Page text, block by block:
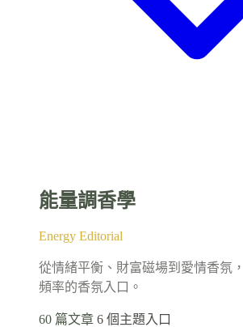
能量調香學
Energy Editorial
從情緒平衡、財富磁場到愛情香氛
頻率的香氛入口。
60 篇文章 6 個主題入口